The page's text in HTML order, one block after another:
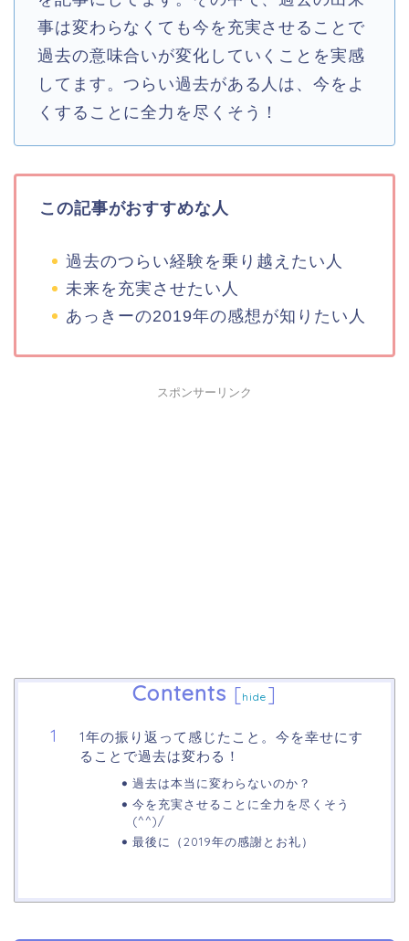
事は変わらなくても今を充実させることで
過去の意味合いが変化していくことを実感
してます。つらい過去がある人は、今をよ
くすることに全力を尽くそう！
この記事がおすすめな人
過去のつらい経験を乗り越えたい人
未来を充実させたい人
あっきーの2019年の感想が知りたい人
スポンサーリンク
Contents [hide ]
1年の振り返って感じたこと。今を幸せにす
ることで過去は変わる！
過去は本当に変わらないのか？
今を充実させることに全力を尽くそう
(^^)/
最後に（2019年の感謝とお礼）